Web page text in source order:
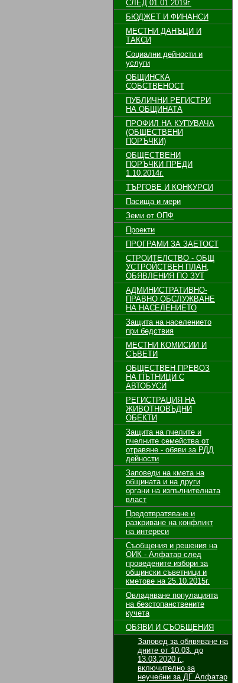
СЛЕД 01.01.2019г.
БЮДЖЕТ И ФИНАНСИ
МЕСТНИ ДАНЪЦИ И
ТАКСИ
Социални дейности и
услуги
ОБЩИНСКА
СОБСТВЕНОСТ
ПУБЛИЧНИ РЕГИСТРИ
НА ОБЩИНАТА
ПРОФИЛ НА КУПУВАЧА
(ОБЩЕСТВЕНИ
ПОРЪЧКИ)
ОБЩЕСТВЕНИ
ПОРЪЧКИ ПРЕДИ
1.10.2014г.
ТЪРГОВЕ И КОНКУРСИ
Пасища и мери
Земи от ОПФ
Проекти
ПРОГРАМИ ЗА ЗАЕТОСТ
СТРОИТЕЛСТВО - ОБЩ
УСТРОЙСТВЕН ПЛАН,
ОБЯВЛЕНИЯ ПО ЗУТ
АДМИНИСТРАТИВНО-
ПРАВНО ОБСЛУЖВАНЕ
НА НАСЕЛЕНИЕТО
Защита на населението
при бедствия
МЕСТНИ КОМИСИИ И
СЪВЕТИ
ОБЩЕСТВЕН ПРЕВОЗ
НА ПЪТНИЦИ С
АВТОБУСИ
РЕГИСТРАЦИЯ НА
ЖИВОТНОВЪДНИ
ОБЕКТИ
Защита на пчелите и
пчелните семейства от
отравяне - обяви за РДД
дейности
Заповеди на кмета на
общината и на други
органи на изпълнителната
власт
Предотвратяване и
разкриване на конфликт
на интереси
Съобщения и решения на
ОИК - Алфатар след
проведените избори за
общински съветници и
кметове на 25.10.2015г.
Овладяване популацията
на безстопанствените
кучета
ОБЯВИ И СЪОБЩЕНИЯ
Заповед за обявяване на
дните от 10.03. до
13.03.2020 г.,
включително за
неучебни за ДГ Алфатар